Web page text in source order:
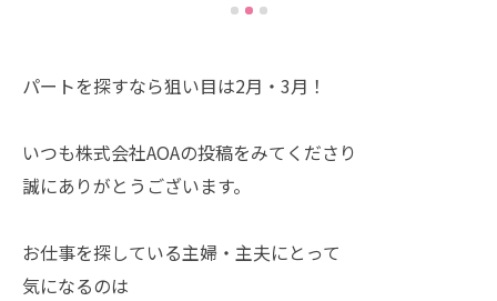
パートを探すなら狙い目は2月・3月！
いつも株式会社AOAの投稿をみてくださり
誠にありがとうございます。
お仕事を探している主婦・主夫にとって
気になるのは